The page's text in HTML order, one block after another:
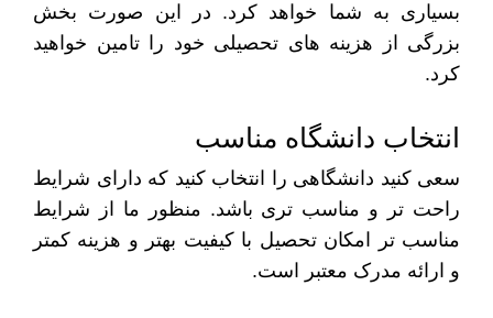
بسیاری به شما خواهد کرد. در این صورت بخش
بزرگی از هزینه های تحصیلی خود را تامین خواهید
کرد.
انتخاب دانشگاه مناسب
سعی کنید دانشگاهی را انتخاب کنید که دارای شرایط
راحت تر و مناسب تری باشد. منظور ما از شرایط
مناسب تر امکان تحصیل با کیفیت بهتر و هزینه کمتر
و ارائه مدرک معتبر است.